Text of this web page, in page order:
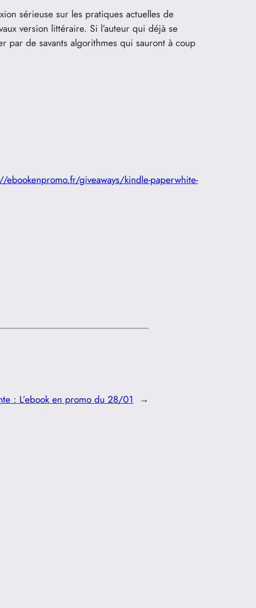
sérieuse sur les pratiques actuelles de
version littéraire. Si l’auteur qui déjà se
par de savants algorithmes qui sauront à coup
ebookenpromo.fr/giveaways/kindle-paperwhite-
: L’ebook en promo du 28/01 →